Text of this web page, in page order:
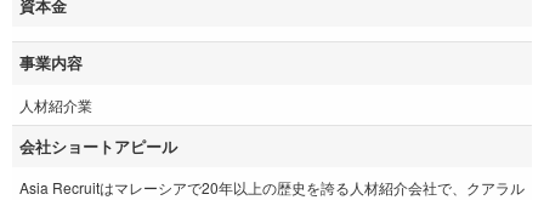
資本金
事業内容
人材紹介業
会社ショートアピール
Asia Recruitはマレーシアで20年以上の歴史を誇る人材紹介会社で、クアラル